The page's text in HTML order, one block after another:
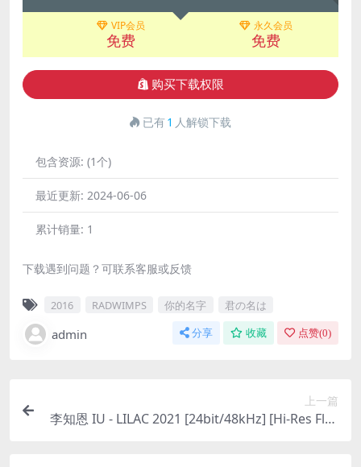
VIP会员
免费
永久会员
免费
购买下载权限
已有1 人解锁下载
包含资源: (1个)
最近更新: 2024-06-06
累计销量: 1
下载遇到问题？可联系客服或反馈
2016 RADWIMPS 你的名字 君の名は
admin 分享 收藏 点赞(0)
上一篇
李知恩 IU - LILAC 2021 [24bit/48kHz] [Hi-Res Flac